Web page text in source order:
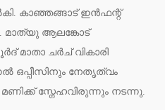
കാഞ്ഞങ്ങാട് ഇന്‍ഫന്റ്
മാത്യു ആലങ്കോട്
മാതാ ചര്‍ച് വികാരി
ഒപ്പീസിനും നേതൃത്വം
സ്നേഹവിരുന്നും നടന്നു.